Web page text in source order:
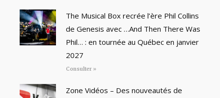
The Musical Box recrée l’ère Phil Collins
de Genesis avec …And Then There Was
Phil… : en tournée au Québec en janvier
2027
Consulter »
Zone Vidéos – Des nouveautés de